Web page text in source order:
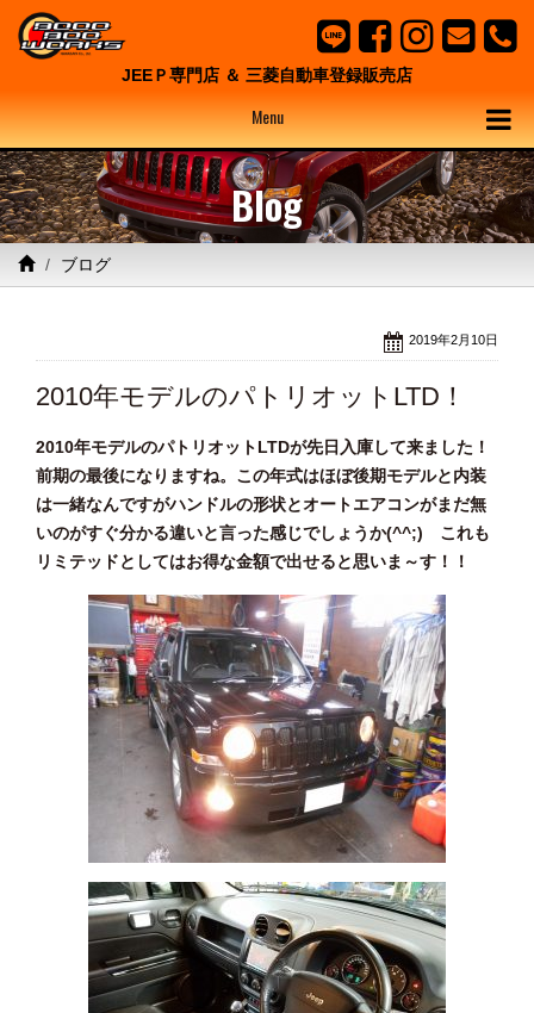
JEEＰ専門店 ＆ 三菱自動車登録販売店
Menu
Blog
ブログ
2019年2月10日
2010年モデルのパトリオットLTD！
2010年モデルのパトリオットLTDが先日入庫して来ました！
前期の最後になりますね。この年式はほぼ後期モデルと内装
は一緒なんですがハンドルの形状とオートエアコンがまだ無
いのがすぐ分かる違いと言った感じでしょうか(^^;) これも
リミテッドとしてはお得な金額で出せると思いま～す！！